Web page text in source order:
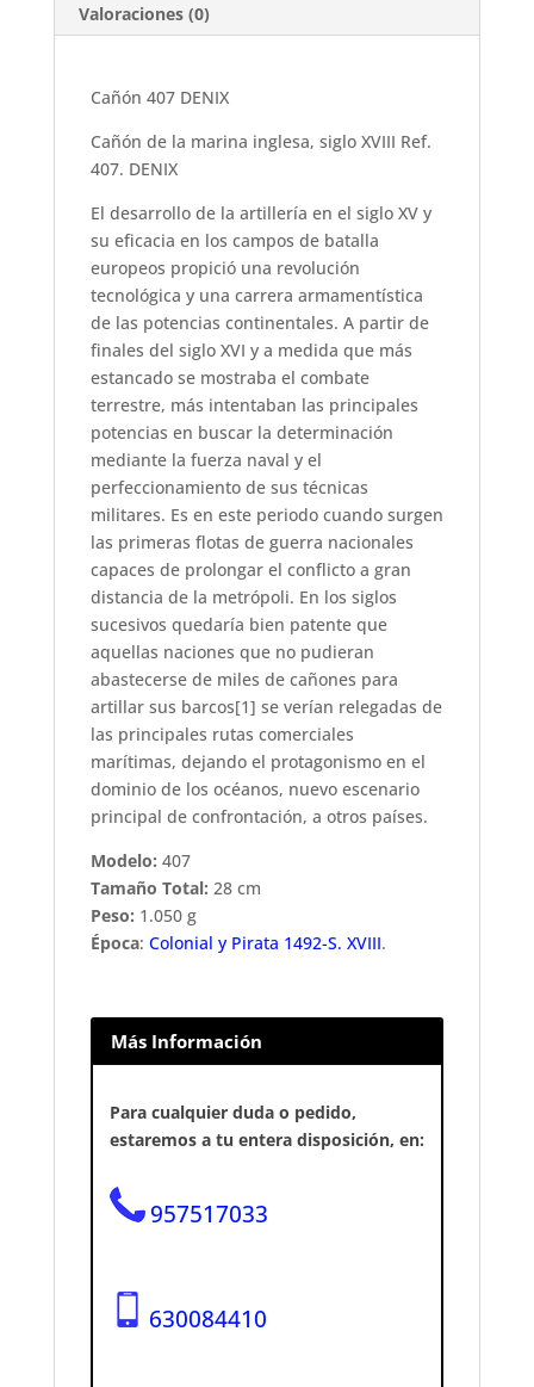
Valoraciones (0)
Cañón 407 DENIX
Cañón de la marina inglesa, siglo XVIII Ref.
407. DENIX
El desarrollo de la artillería en el siglo XV y
su eficacia en los campos de batalla
europeos propició una revolución
tecnológica y una carrera armamentística
de las potencias continentales. A partir de
finales del siglo XVI y a medida que más
estancado se mostraba el combate
terrestre, más intentaban las principales
potencias en buscar la determinación
mediante la fuerza naval y el
perfeccionamiento de sus técnicas
militares. Es en este periodo cuando surgen
las primeras flotas de guerra nacionales
capaces de prolongar el conflicto a gran
distancia de la metrópoli. En los siglos
sucesivos quedaría bien patente que
aquellas naciones que no pudieran
abastecerse de miles de cañones para
artillar sus barcos[1] se verían relegadas de
las principales rutas comerciales
marítimas, dejando el protagonismo en el
dominio de los océanos, nuevo escenario
principal de confrontación, a otros países.
Modelo: 407
Tamaño Total: 28 cm
Peso: 1.050 g
Época: Colonial y Pirata 1492-S. XVIII.
Más Información
Para cualquier duda o pedido,
estaremos a tu entera disposición, en:
957517033
630084410